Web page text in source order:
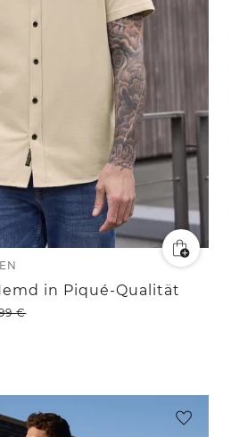
in Piqué-Qualität
€